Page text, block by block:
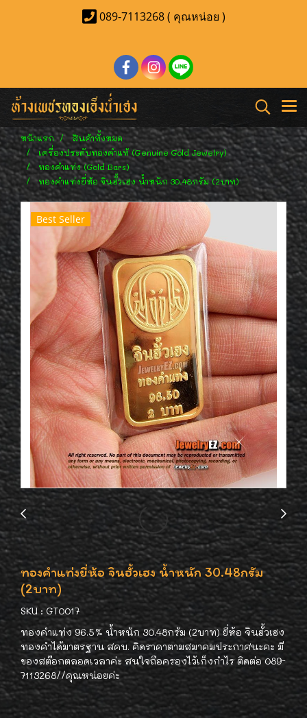
089-7113268 ( คุณหน่อย )
หน้าแรก
สินค้าทั้งหมด
เครื่องประดับทองคำแท้ (Genuine Gold Jewelry)
ทองคำแท่ง (Gold Bars)
ทองคำแท่งยี่ห้อ จินฮั้วเฮง น้ำหนัก 30.48กรัม (2บาท)
Best Seller
ทองคำแท่งยี่ห้อ จินฮั้วเฮง น้ำหนัก 30.48กรัม
(2บาท)
SKU : GT0017
ทองคำแท่ง 96.5% น้ำหนัก 30.48กรัม (2บาท) ยี่ห้อ จินฮั้วเฮง
ทองคำได้มาตรฐาน สคบ. คิดราคาตามสมาคมประกาศนะคะ มี
ของสต๊อกตลอดเวลาค่ะ สนใจถือครองไว้เก็งกำไร ติดต่อ 089-
7113268//คุณหน่อยค่ะ